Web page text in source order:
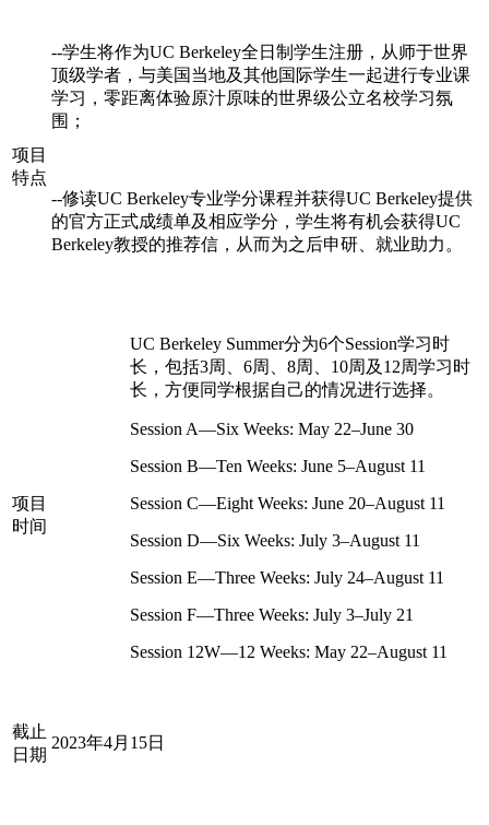
项目
特点
--学生将作为UC Berkeley全日制学生注册，从师于世界
顶级学者，与美国当地及其他国际学生一起进行专业课
学习，零距离体验原汁原味的世界级公立名校学习氛
围；
--修读UC Berkeley专业学分课程并获得UC Berkeley提供
的官方正式成绩单及相应学分，学生将有机会获得UC
Berkeley教授的推荐信，从而为之后申研、就业助力。
项目
时间
UC Berkeley Summer分为6个Session学习时
长，包括3周、6周、8周、10周及12周学习时
长，方便同学根据自己的情况进行选择。
Session A—Six Weeks: May 22–June 30
Session B—Ten Weeks: June 5–August 11
Session C—Eight Weeks: June 20–August 11
Session D—Six Weeks: July 3–August 11
Session E—Three Weeks: July 24–August 11
Session F—Three Weeks: July 3–July 21
Session 12W—12 Weeks: May 22–August 11
截止
日期
2023年4月15日